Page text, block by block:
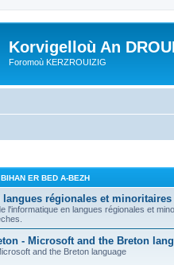
Korvigelloù An
Foromoù KERZROUIZIG
ER BED A-BEZH
langues régionales et minoritaires
l'informatique en langues régionales et
- Microsoft and the Breton
and the Breton language